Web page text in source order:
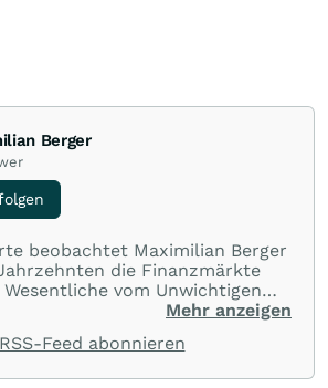
Berger
beobachtet Maximilian Berger
die Finanzmärkte
vom Unwichtigen
klare, unabhängige
Mehr anzeigen
RSS-Feed abonnieren